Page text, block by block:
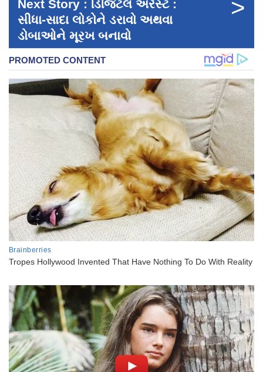
Next Story : ડિજિટલ અરેસ્ટ :
સીધા-સાદા લોકોને ડરાવો અથવા
ડોબાઓને મૂરખ બનાવો
>